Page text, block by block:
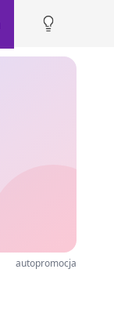
autopromocja